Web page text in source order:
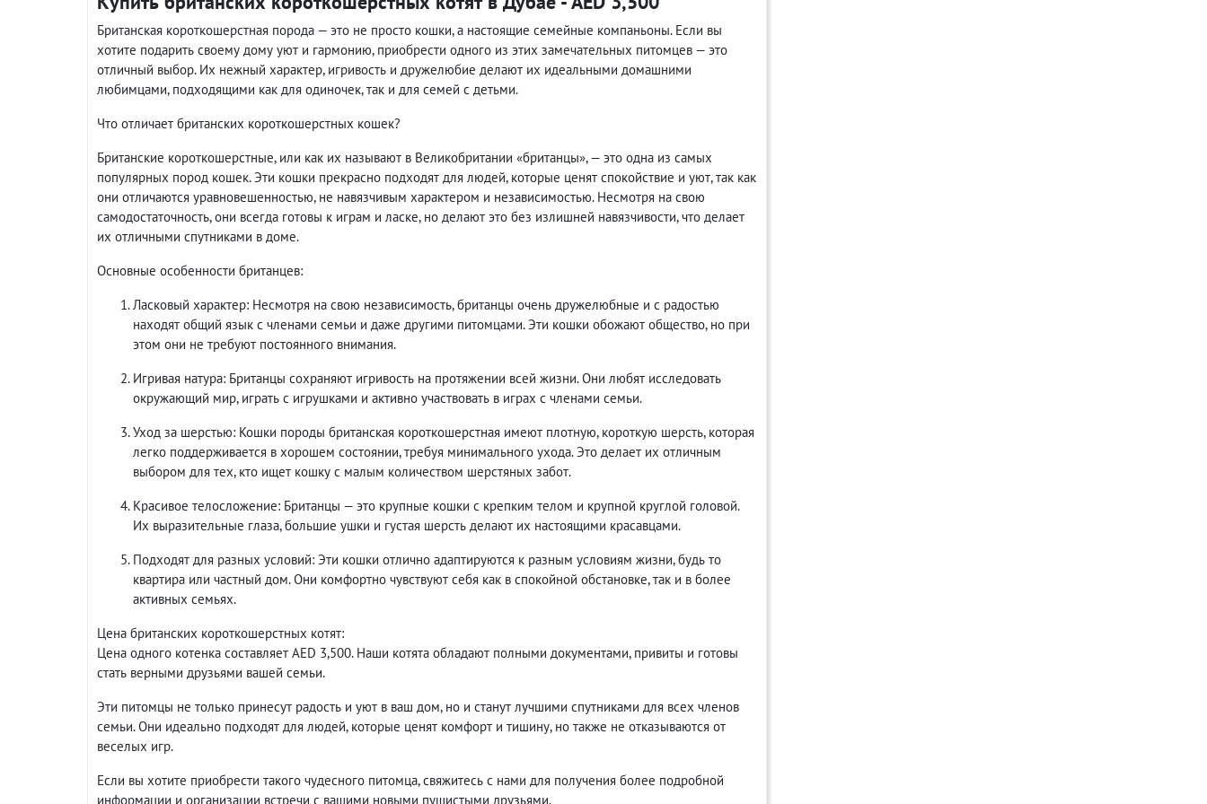
Британская короткошерстная порода — это не просто кошки, а настоящие семейные компаньоны. Если вы
хотите подарить своему дому уют и гармонию, приобрести одного из этих замечательных питомцев — это
отличный выбор. Их нежный характер, игривость и дружелюбие делают их идеальными домашними
любимцами, подходящими как для одиночек, так и для семей с детьми.
Что отличает британских короткошерстных кошек?
Британские короткошерстные, или как их называют в Великобритании «британцы», — это одна из самых
популярных пород кошек. Эти кошки прекрасно подходят для людей, которые ценят спокойствие и уют, так как
они отличаются уравновешенностью, не навязчивым характером и независимостью. Несмотря на свою
самодостаточность, они всегда готовы к играм и ласке, но делают это без излишней навязчивости, что делает
их отличными спутниками в доме.
Основные особенности британцев:
Ласковый характер: Несмотря на свою независимость, британцы очень дружелюбные и с радостью
находят общий язык с членами семьи и даже другими питомцами. Эти кошки обожают общество, но при
этом они не требуют постоянного внимания.
Игривая натура: Британцы сохраняют игривость на протяжении всей жизни. Они любят исследовать
окружающий мир, играть с игрушками и активно участвовать в играх с членами семьи.
Уход за шерстью: Кошки породы британская короткошерстная имеют плотную, короткую шерсть, которая
легко поддерживается в хорошем состоянии, требуя минимального ухода. Это делает их отличным
выбором для тех, кто ищет кошку с малым количеством шерстяных забот.
Красивое телосложение: Британцы — это крупные кошки с крепким телом и крупной круглой головой.
Их выразительные глаза, большие ушки и густая шерсть делают их настоящими красавцами.
Подходят для разных условий: Эти кошки отлично адаптируются к разным условиям жизни, будь то
квартира или частный дом. Они комфортно чувствуют себя как в спокойной обстановке, так и в более
активных семьях.
Цена британских короткошерстных котят:
Цена одного котенка составляет AED 3,500. Наши котята обладают полными документами, привиты и готовы
стать верными друзьями вашей семьи.
Эти питомцы не только принесут радость и уют в ваш дом, но и станут лучшими спутниками для всех членов
семьи. Они идеально подходят для людей, которые ценят комфорт и тишину, но также не отказываются от
веселых игр.
Если вы хотите приобрести такого чудесного питомца, свяжитесь с нами для получения более подробной
информации и организации встречи с вашими новыми пушистыми друзьями.